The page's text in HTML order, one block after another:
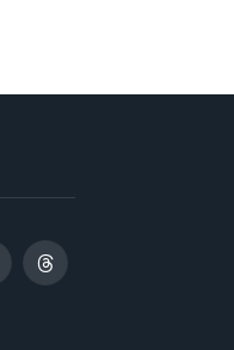
Threads